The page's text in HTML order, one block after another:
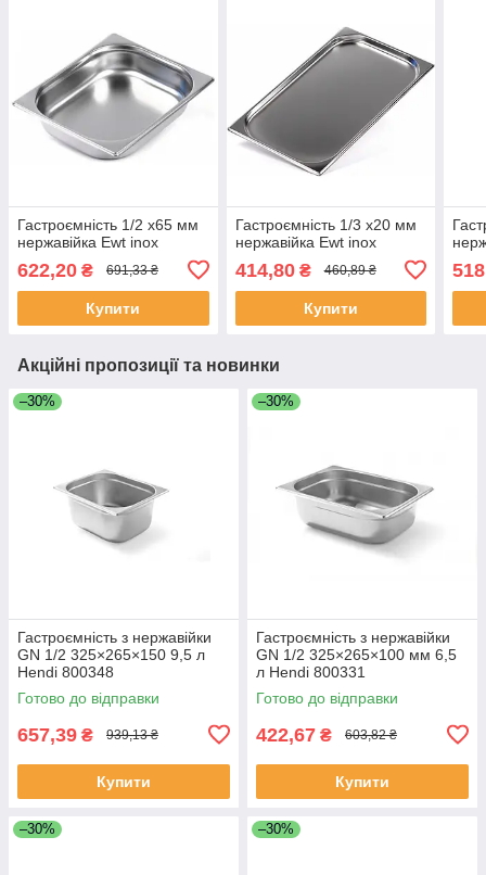
Гастроємність 1/2 x65 мм
нержавійка Ewt inox
622,20 ₴ 691,33 ₴
Купити
Гастроємність 1/3 x20 мм
нержавійка Ewt inox
414,80₴ 460,89 ₴
Купити
Акційні пропозиції та новинки
–30%
Гастроємність з нержавійки
GN 1/2 325×265×150 9,5 л
Hendi 800348
Готово до відправки
657,39 ₴ 939,13 ₴
Купити
–30%
Гастроємність з нержавійки
GN 1/2 325×265×100 мм 6,5
л Hendi 800331
Готово до відправки
422,67 ₴ 603,82 ₴
Купити
–30% –30%